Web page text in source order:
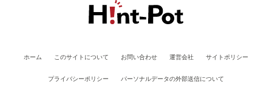
ホーム このサイトについて お問い合わせ 運営会社 サイトポリシー
プライバシーポリシー パーソナルデータの外部送信について